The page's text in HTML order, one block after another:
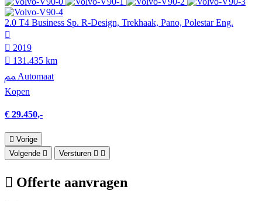
2.0 T4 Business Sp. R-Design, Trekhaak, Pano, Polestar Eng.
2019
131.435 km
Automaat
Kopen
€ 29.450,-
Vorige
Volgende
Versturen
Offerte aanvragen